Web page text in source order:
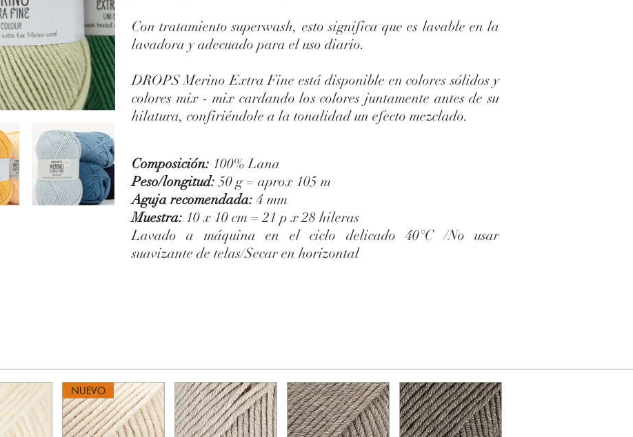
Con tratamiento superwash, esto significa que es lavable en la
lavadora y adecuado para el uso diario.
DROPS Merino Extra Fine está disponible en colores sólidos y
colores mix - mix cardando los colores juntamente antes de su
hilatura, confiriéndole a la tonalidad un efecto mezclado.
Composición: 100% Lana
Peso/longitud: 50 g = aprox 105 m
Aguja recomendada: 4 mm
Muestra: 10 x 10 cm = 21 p x 28 hileras
Lavado a máquina en el ciclo delicado 40°C /No usar
suavizante de telas/Secar en horizontal
NUEVO